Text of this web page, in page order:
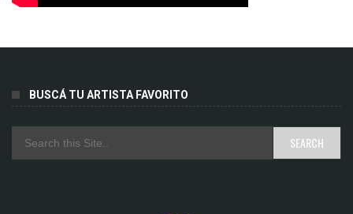
BUSCÁ TU ARTISTA FAVORITO